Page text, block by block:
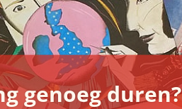
genoeg duren?